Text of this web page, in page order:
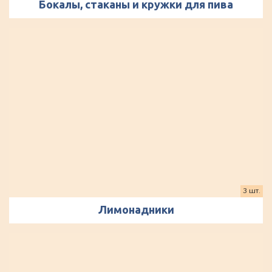
Бокалы, стаканы и кружки для пива
Лимонадники
3 шт.